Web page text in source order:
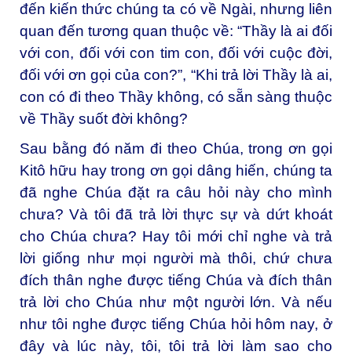
đến kiến thức chúng ta có về Ngài, nhưng liên
quan đến tương quan thuộc về: “Thầy là ai đối
với con, đối với con tim con, đối với cuộc đời,
đối với ơn gọi của con?”, “Khi trả lời Thầy là ai,
con có đi theo Thầy không, có sẵn sàng thuộc
về Thầy suốt đời không?
Sau bằng đó năm đi theo Chúa, trong ơn gọi
Kitô hữu hay trong ơn gọi dâng hiến, chúng ta
đã nghe Chúa đặt ra câu hỏi này cho mình
chưa? Và tôi đã trả lời thực sự và dứt khoát
cho Chúa chưa? Hay tôi mới chỉ nghe và trả
lời giống như mọi người mà thôi, chứ chưa
đích thân nghe được tiếng Chúa và đích thân
trả lời cho Chúa như một người lớn. Và nếu
như tôi nghe được tiếng Chúa hỏi hôm nay, ở
đây và lúc này, tôi, tôi trả lời làm sao cho